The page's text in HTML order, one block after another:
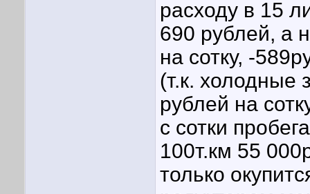
расходу в 15
690 рублей, а
на сотку, -
(т.к. холодные
рублей на
с сотки
100т.км 55
только